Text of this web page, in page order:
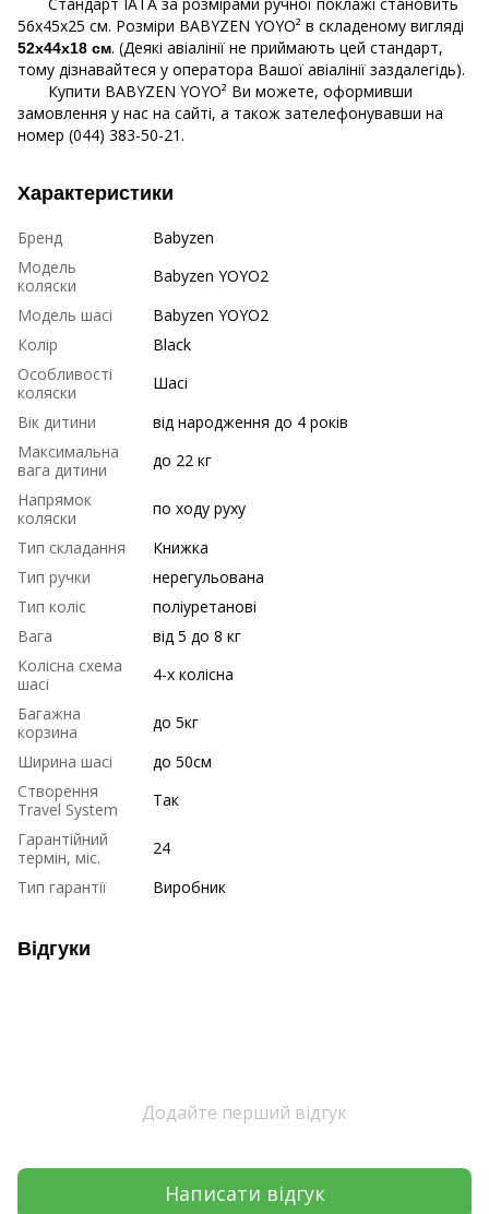
56х45х25 см. Розміри BABYZEN YOYO² в складеному вигляді
52х44х18 см. (Деякі авіалінії не приймають цей стандарт,
тому дізнавайтеся у оператора Вашої авіалінії заздалегідь).
Купити BABYZEN YOYO² Ви можете, оформивши
замовлення у нас на сайті, а також зателефонувавши на
номер (044) 383-50-21.
Характеристики
Бренд
Babyzen
Модель
коляски
Babyzen YOYO2
Модель шасі
Babyzen YOYO2
Колір
Black
Особливості
коляски
Шасі
Вік дитини
від народження до 4 років
Максимальна
вага дитини
до 22 кг
Напрямок
коляски
по ходу руху
Тип складання
Книжка
Тип ручки
нерегульована
Тип коліс
поліуретанові
Вага
від 5 до 8 кг
Колісна схема
шасі
4-х колісна
Багажна
корзина
до 5кг
Ширина шасі
до 50см
Створення
Travel System
Так
Гарантійний
термін, міс.
24
Тип гарантії
Виробник
Відгуки
Додайте перший відгук
Написати відгук